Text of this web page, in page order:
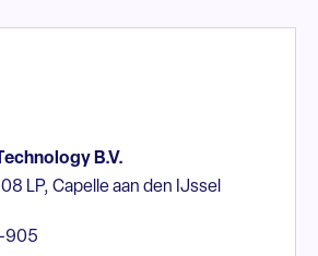
B.V.
LP, Capelle aan den IJssel
905